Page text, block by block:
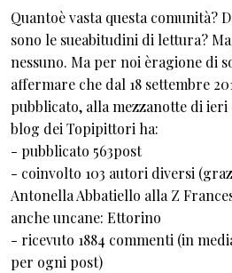
Quantoè vasta questa comunità?
sono le sueabitudini di lettura?
nessuno. Ma per noi èragione di
affermare che dal 18 settembre
pubblicato, alla mezzanotte di
blog dei Topipittori ha:
- pubblicato 563post
- coinvolto 103 autori diversi
Antonella Abbatiello alla Z
anche uncane: Ettorino
- ricevuto 1884 commenti (in
per ogni post)